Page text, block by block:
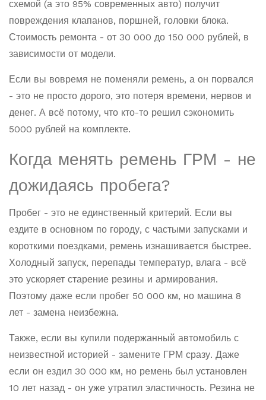
схемой (а это 95% современных авто) получит
повреждения клапанов, поршней, головки блока.
Стоимость ремонта - от 30 000 до 150 000 рублей, в
зависимости от модели.
Если вы вовремя не поменяли ремень, а он порвался
- это не просто дорого, это потеря времени, нервов и
денег. А всё потому, что кто-то решил сэкономить
5000 рублей на комплекте.
Когда менять ремень ГРМ - не
дожидаясь пробега?
Пробег - это не единственный критерий. Если вы
ездите в основном по городу, с частыми запусками и
короткими поездками, ремень изнашивается быстрее.
Холодный запуск, перепады температур, влага - всё
это ускоряет старение резины и армирования.
Поэтому даже если пробег 50 000 км, но машина 8
лет - замена неизбежна.
Также, если вы купили подержанный автомобиль с
неизвестной историей - замените ГРМ сразу. Даже
если он ездил 30 000 км, но ремень был установлен
10 лет назад - он уже утратил эластичность. Резина не